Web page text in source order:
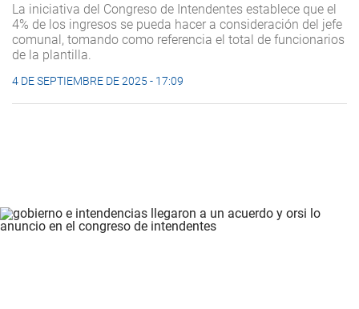
La iniciativa del Congreso de Intendentes establece que el
4% de los ingresos se pueda hacer a consideración del jefe
comunal, tomando como referencia el total de funcionarios
de la plantilla.
4 DE SEPTIEMBRE DE 2025 - 17:09